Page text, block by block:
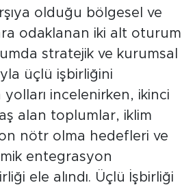
olduğu bölgesel ve
odaklanan iki alt oturum
stratejik ve kurumsal
üçlü işbirliğini
incelenirken, ikinci
alan toplumlar, iklim
nötr olma hedefleri ve
entegrasyon
ele alındı. Üçlü İşbirliği